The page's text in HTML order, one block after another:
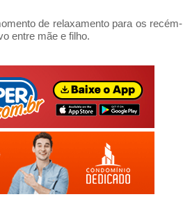
de relaxamento para os recém-
entre mãe e filho.